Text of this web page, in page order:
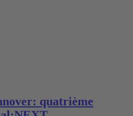
quatrième